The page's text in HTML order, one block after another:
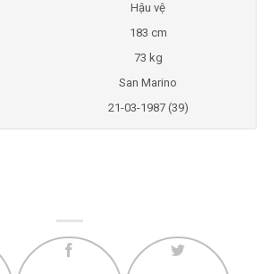
Hậu vệ
183 cm
73 kg
San Marino
21-03-1987 (39)